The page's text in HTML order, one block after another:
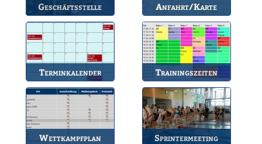
Geschäftsstelle
Anlaufstelle für alle
Anfahrt/Karte
So können Sie uns
erreichen.
Terminkalender
Die Termine des BSV.
Trainingszeiten
Bahnbelegungen der
Gruppen.
Wettkampfplan Sprintermeeting